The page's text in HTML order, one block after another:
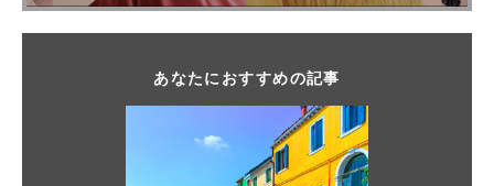
あなたにおすすめの記事